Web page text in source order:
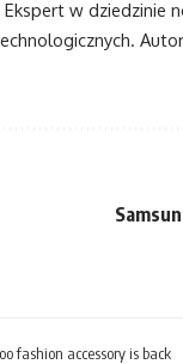
w
fashion accessory is back